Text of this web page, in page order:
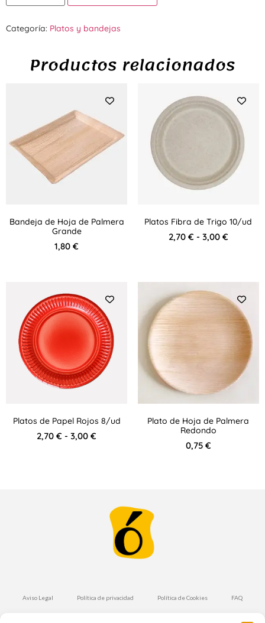
Categoría: Platos y bandejas
Productos relacionados
Bandeja de Hoja de Palmera
Grande
1,80€
Platos Fibra de Trigo 10/ud
2,70 € - 3,00 €
Platos de Papel Rojos 8/ud
2,70€ - 3,00€
Plato de Hoja de Palmera
Redondo
0,75 €
Aviso Legal Política de privacidad Política de Cookies FAQ